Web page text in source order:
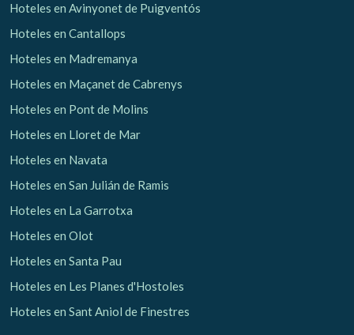
Hoteles en Avinyonet de Puigventós
Hoteles en Cantallops
Hoteles en Madremanya
Hoteles en Maçanet de Cabrenys
Hoteles en Pont de Molins
Hoteles en Lloret de Mar
Hoteles en Navata
Hoteles en San Julián de Ramis
Hoteles en La Garrotxa
Hoteles en Olot
Hoteles en Santa Pau
Hoteles en Les Planes d'Hostoles
Hoteles en Sant Aniol de Finestres